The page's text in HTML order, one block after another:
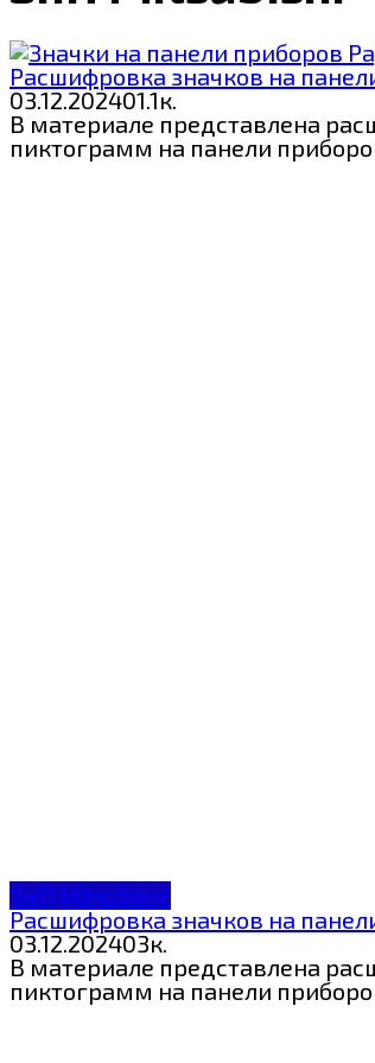
Расшифровка значков на
03.12.202401.1к.
В материале представлена
пиктограмм на панели
ЗнП Mitsubishi
Расшифровка значков на
03.12.202403к.
В материале представлена
пиктограмм на панели